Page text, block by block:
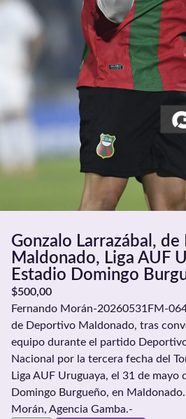
Gonzalo Larrazábal,
Maldonado, Liga AUF
Estadio Domingo
$500,00
Fernando Morán-20260531FM-
de Deportivo Maldonado, tras
equipo durante el partido
Nacional por la tercera fecha del
Liga AUF Uruguaya, el 31 de mayo
Domingo Burgueño, en
Morán, Agencia Gamba.-